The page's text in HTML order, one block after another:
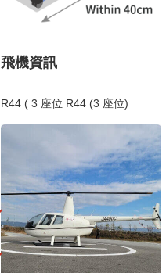
飛機資訊
R44 ( 3 座位 R44 (3 座位)